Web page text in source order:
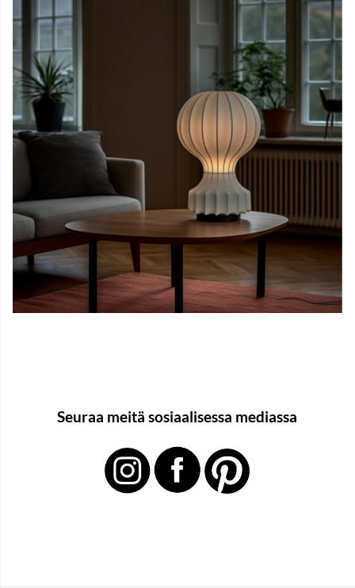
Seuraa meitä sosiaalisessa mediassa